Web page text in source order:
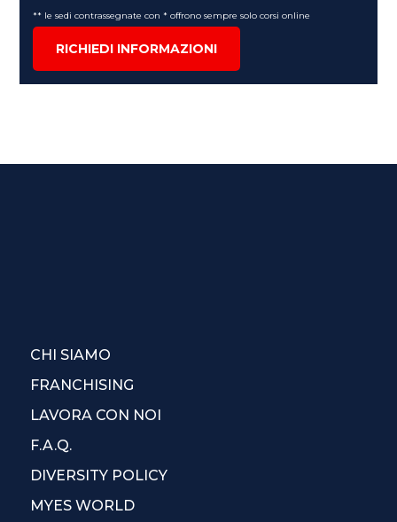
** le sedi contrassegnate con * offrono sempre solo corsi online
RICHIEDI INFORMAZIONI
CHI SIAMO
FRANCHISING
LAVORA CON NOI
F.A.Q.
DIVERSITY POLICY
MYES WORLD